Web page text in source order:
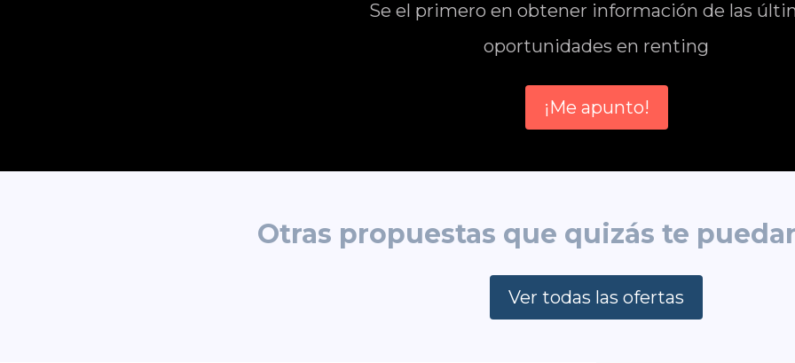
Se el primero en obtener información de las
oportunidades en renting
¡Me apunto!
Otras propuestas que quizás te
Ver todas las ofertas